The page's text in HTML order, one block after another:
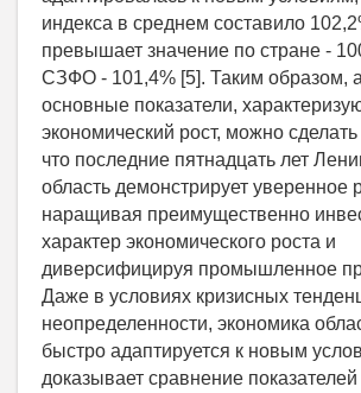
индекса в среднем составило
превышает значение по стране -
СЗФО - 101,4% [5]. Таким образом,
основные показатели,
экономический рост, можно
что последние пятнадцать лет
область демонстрирует уверенное
наращивая преимущественно
характер экономического роста и
диверсифицируя промышленное
Даже в условиях кризисных
неопределенности, экономика
быстро адаптируется к новым
доказывает сравнение показателей